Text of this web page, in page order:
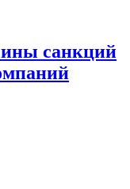
санкций